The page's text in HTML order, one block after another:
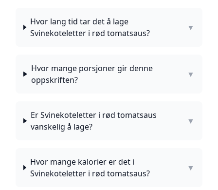
Hvor lang tid tar det å lage
Svinekoteletter i rød tomatsaus?
▼
Hvor mange porsjoner gir denne
oppskriften?
▼
Er Svinekoteletter i rød tomatsaus
vanskelig å lage?
▼
Hvor mange kalorier er det i
Svinekoteletter i rød tomatsaus?
▼